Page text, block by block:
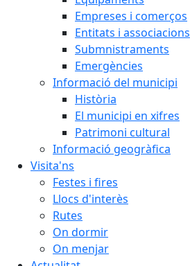
Empreses i comerços
Entitats i associacions
Submnistraments
Emergències
Informació del municipi
Història
El municipi en xifres
Patrimoni cultural
Informació geogràfica
Visita'ns
Festes i fires
Llocs d'interès
Rutes
On dormir
On menjar